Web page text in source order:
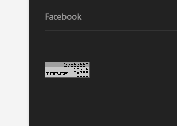
Facebook